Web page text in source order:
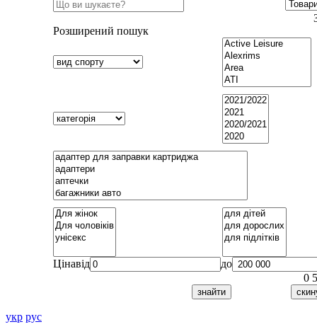
Розширений пошук
Цінавід
до
0
укр рус